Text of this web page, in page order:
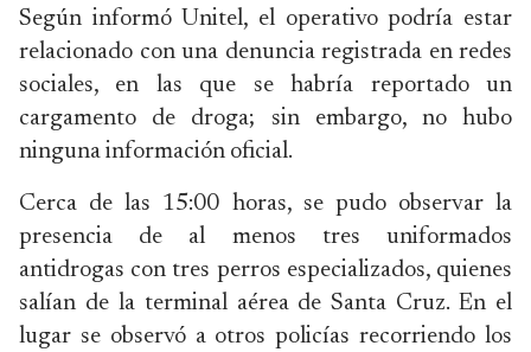
Según informó Unitel, el operativo podría estar
relacionado con una denuncia registrada en redes
sociales, en las que se habría reportado un
cargamento de droga; sin embargo, no hubo
ninguna información oficial.
Cerca de las 15:00 horas, se pudo observar la
presencia de al menos tres uniformados
antidrogas con tres perros especializados, quienes
salían de la terminal aérea de Santa Cruz. En el
lugar se observó a otros policías recorriendo los